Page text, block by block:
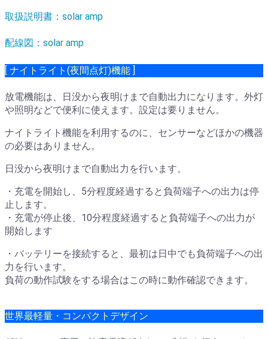
取扱説明書：solar amp
配線図：solar amp
[ ナイトライト(夜間点灯)機能 ]
放電機能は、日没から夜明けまで自動出力になります。外灯
や照明などで便利に使えます。設定は要りません。
ナイトライト機能を利用するのに、センサーなどほかの機器
の必要はありません。
日没から夜明けまで自動出力を行います。
・充電を開始し、5分程度経過すると負荷端子への出力は停
止します。
・充電が停止後、10分程度経過すると負荷端子への出力が
開始します
・バッテリーを接続すると、最初は日中でも負荷端子への出
力を行います。
負荷の動作試験をする場合はこの時に動作確認できます。
世界最軽量・コンパクトデザイン